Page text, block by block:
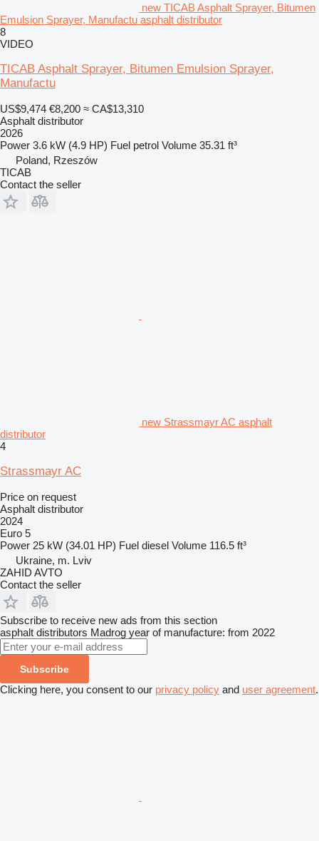
new TICAB Asphalt Sprayer, Bitumen
Emulsion Sprayer, Manufactu asphalt distributor
8
VIDEO
TICAB Asphalt Sprayer, Bitumen Emulsion Sprayer,
Manufactu
US$9,474 €8,200 ≈ CA$13,310
Asphalt distributor
2026
Power 3.6 kW (4.9 HP) Fuel petrol Volume 35.31 ft³
Poland, Rzeszów
TICAB
Contact the seller
new Strassmayr AC asphalt
distributor
4
Strassmayr AC
Price on request
Asphalt distributor
2024
Euro 5
Power 25 kW (34.01 HP) Fuel diesel Volume 116.5 ft³
Ukraine, m. Lviv
ZAHID AVTO
Contact the seller
Subscribe to receive new ads from this section
asphalt distributors Madrog year of manufacture: from 2022
Subscribe
Clicking here, you consent to our privacy policy and user agreement.